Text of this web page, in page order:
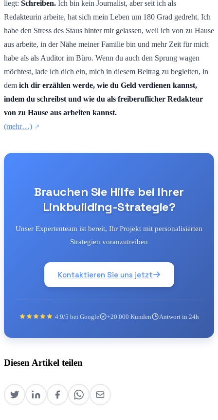
liegt: Schreiben. Ich bin kein Journalist, aber seit ich als
Redakteurin arbeite, hat sich mein Leben um 180 Grad gedreht. Ich
habe den Stress des Staus hinter mir gelassen, weil ich von zu Hause
aus arbeite, in der Nähe meiner Familie bin und mehr Zeit für mich
habe als als Auditor im Büro. Wenn du auch den Sprung wagen
möchtest, lade ich dich ein, mich in diesem Beitrag zu begleiten, in
dem ich dir erzählen werde, wie du Geld verdienen kannst,
indem du schreibst und wie du als freiberuflicher Redakteur
von zu Hause aus arbeiten kannst.
(mehr…)
Brauchen Sie Hilfe bei Ihrer
Linkbuilding-Strategie?
Unser Expertenteam ist bereit, Ihr Projekt mit personalisierten
Strategien voranzutreiben
Kontaktieren Sie uns jetzt
4.9/5 bei Google +20.000 Kunden Antwort in 24h
Diesen Artikel teilen